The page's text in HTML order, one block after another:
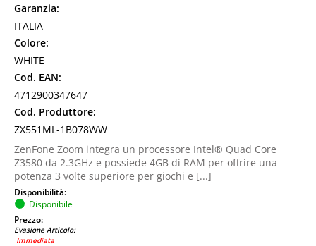
Garanzia:
ITALIA
Colore:
WHITE
Cod. EAN:
4712900347647
Cod. Produttore:
ZX551ML-1B078WW
ZenFone Zoom integra un processore Intel® Quad Core
Z3580 da 2.3GHz e possiede 4GB di RAM per offrire una
potenza 3 volte superiore per giochi e [...]
Disponibilità:
Disponibile
Prezzo:
Evasione Articolo:
Immediata